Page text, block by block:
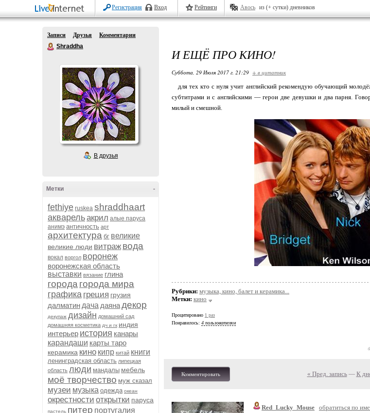
Регистрация Вход Рейтинги Авось из (+ сутки) дневников
Записи Друзья
Комментарии
Shraddha
В друзья
-
Метки
fethiye ruskea shraddhaart
акварельакрил алые паруса
анимэ античность арт
архитектура бг великие
великие люди витраж вода
вокал воргол воронеж
воронежская область
выставки вязание глина
города города мира
графика греция грузия
далматин дача даянадекор
декупаж дизайн домашний сад
домашняя косметика дч и гк индия
интерьер история канары
карандаши карты таро
керамика кино кипр китай книги
ленинградская область липецкая
область люди мандалы мебель
моё творчество муж сказал
музеи музыка одежда океан
окрестности открытки паруса
пастель питер португалия
И ЕЩЁ ПРО КИНО!
Суббота, 29 Июля 2017 г. 21:29 + в цитатник
для тех кто с нуля учит английский рекомендую обучающий
субтитрами и с английскими — герои две девушки и два парня.
милый и смешной.
Рубрики: музыка, кино, балет и керамика...
Метки: кино
Процитировано 1 раз
Понравилось: 4 пользователям
Комментировать « Пред. запись— К
Red_Lucky_Mouse обратиться по